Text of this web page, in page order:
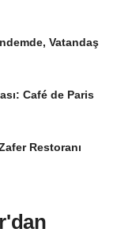
Vatandaş
Café de Paris
Restoranı